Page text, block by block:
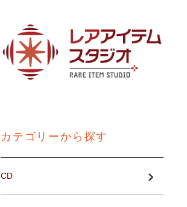
カテゴリーから探す
CD